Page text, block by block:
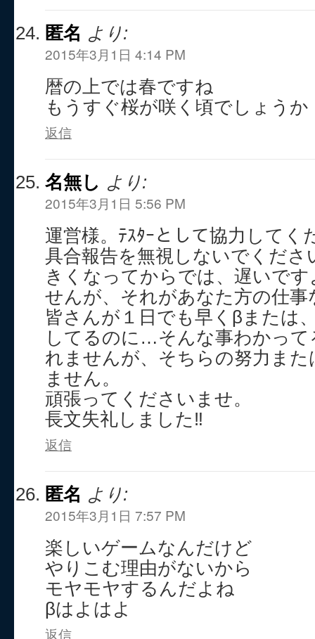
匿名 より:
2015年3月1日 4:14 PM
暦の上では春ですね
もうすぐ桜が咲く頃でしょうか
返信
名無し より:
2015年3月1日 5:56 PM
運営様。ﾃｽﾀｰとして協力してく
具合報告を無視しないでくだ
きくなってからでは、遅いで
せんが、それがあなた方の仕
皆さんが１日でも早くβまたは
してるのに…そんな事わかって
れませんが、そちらの努力ま
ません。
頑張ってくださいませ。
長文失礼しました‼
返信
匿名 より:
2015年3月1日 7:57 PM
楽しいゲームなんだけど
やりこむ理由がないから
モヤモヤするんだよね
βはよはよ
返信